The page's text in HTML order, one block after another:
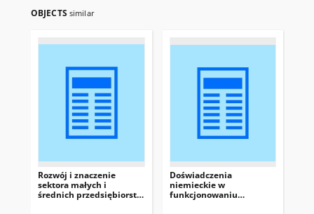
OBJECTS similar
Rozwój i znaczenie
sektora małych i
średnich przedsiębiorstw
Doświadczenia
niemieckie w
funkcjonowaniu